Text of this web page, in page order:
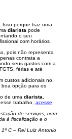
Isso porque traz uma
diarista pode
o seu
com horários
pois não representa
contrata a
seus gastos com a
férias e até
custos adicionais no
opção para os
de uma diarista
trabalho, acesse
de serviços, com
à fiscalização e o
C – Rel Luiz Antonio